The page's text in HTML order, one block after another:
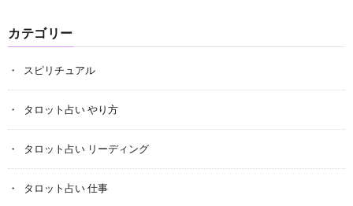
カテゴリー
スピリチュアル
タロット占い やり方
タロット占い リーディング
タロット占い 仕事